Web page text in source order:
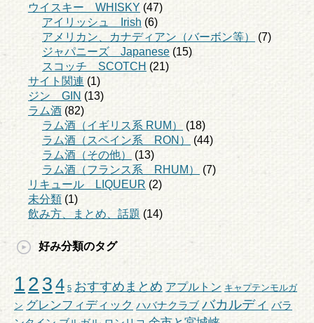
ウイスキー WHISKY (47)
アイリッシュ Irish (6)
アメリカン、カナディアン（バーボン等）
(7)
ジャパニーズ Japanese (15)
スコッチ SCOTCH (21)
サイト関連 (1)
ジン GIN (13)
ラム酒 (82)
ラム酒（イギリス系 RUM）
(18)
ラム酒（スペイン系 RON）
(44)
ラム酒（その他）
(13)
ラム酒（フランス系 RHUM）
(7)
リキュール LIQUEUR (2)
未分類 (1)
飲み方、まとめ、話題 (14)
好み分類のタグ
12 34 5 おすすめまとめ アプルトン キャプテンモルガ
ン グレンフィディック ハバナクラブ バカルディ バラ